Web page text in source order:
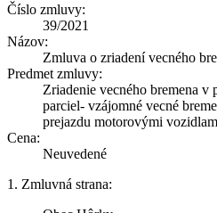
Číslo zmluvy:
39/2021
Názov:
Zmluva o zriadení vecného
Predmet zmluvy:
Zriadenie vecného bremena v
parciel- vzájomné vecné
prejazdu motorovými
Cena:
Neuvedené
1. Zmluvná strana: